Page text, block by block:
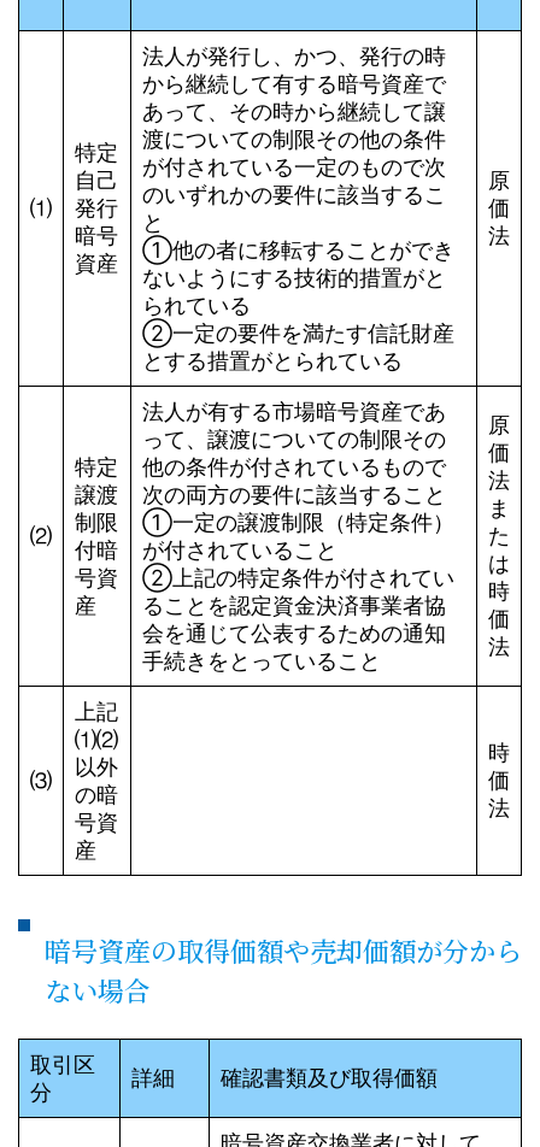
⑴
特定
自己
発行
暗号
資産
法人が発行し、かつ、発行の時
から継続して有する暗号資産で
あって、その時から継続して譲
渡についての制限その他の条件
が付されている一定のもので次
のいずれかの要件に該当するこ
と
①他の者に移転することができ
ないようにする技術的措置がと
られている
➁一定の要件を満たす信託財産
とする措置がとられている
原
価
法
⑵
特定
譲渡
制限
付暗
号資
産
法人が有する市場暗号資産であ
って、譲渡についての制限その
他の条件が付されているもので
次の両方の要件に該当すること
①一定の譲渡制限（特定条件）
が付されていること
➁上記の特定条件が付されてい
ることを認定資金決済事業者協
会を通じて公表するための通知
手続きをとっていること
原
価
法
ま
た
は
時
価
法
⑶
上記
⑴⑵
以外
の暗
号資
産
時
価
法
暗号資産の取得価額や売却価額が分から
ない場合
取引区
分
詳細 確認書類及び取得価額